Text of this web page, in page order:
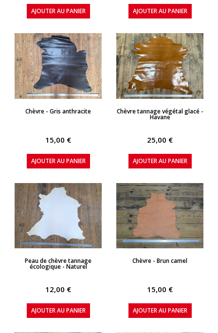
AJOUTER AU PANIER AJOUTER AU PANIER
APERÇU RAPIDE
Chèvre - Gris anthracite
15,00 €
AJOUTER AU PANIER
APERÇU RAPIDE
Chèvre tannage végétal glacé -
Havane
25,00 €
AJOUTER AU PANIER
APERÇU RAPIDE
Peau de chèvre tannage
écologique - Naturel
12,00 €
AJOUTER AU PANIER
APERÇU RAPIDE
Chèvre - Brun camel
15,00 €
AJOUTER AU PANIER